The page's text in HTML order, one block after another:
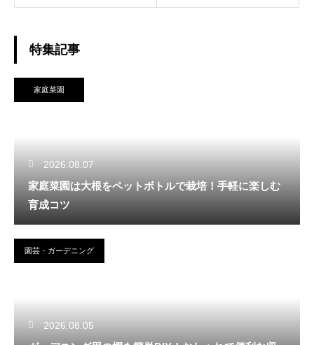
特集記事
家庭菜園
2026.08.07
家庭菜園は大根をペットボトルで栽培！手軽に楽しむ
育成コツ
園芸・ガーデニング
2026.08.05